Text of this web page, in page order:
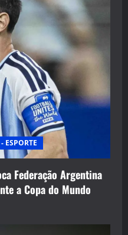
ESPORTE
Federação Argentina
a Copa do Mundo